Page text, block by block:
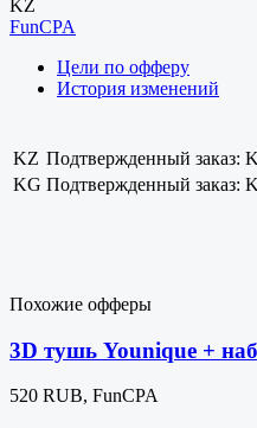
KZ
FunCPA
Цели по офферу
История изменений
KZ Подтвержденный заказ:
KG Подтвержденный заказ:
Похожие офферы
3D тушь Younique +
520 RUB, FunCPA